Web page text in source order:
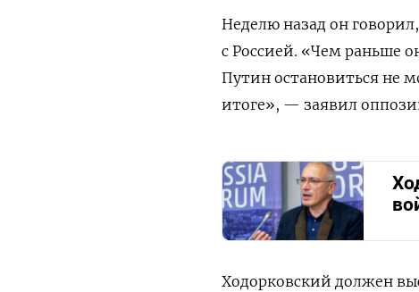
Неделю назад он
с Россией. «Чем раньше
Путин остановиться не
итоге», — заявил
Ходорковский должен